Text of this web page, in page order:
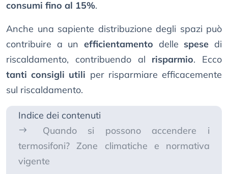
consumi fino al 15%.
Anche una sapiente distribuzione degli spazi può
contribuire a un efficientamento delle spese di
riscaldamento, contribuendo al risparmio. Ecco
tanti consigli utili per risparmiare efficacemente
sul riscaldamento.
Indice dei contenuti
Quando si possono accendere i
termosifoni? Zone climatiche e normativa
vigente